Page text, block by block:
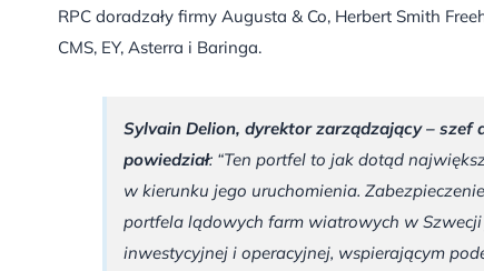
RPC doradzały firmy Augusta & Co, Herbert Smith
CMS, EY, Asterra i Baringa.
Sylvain Delion, dyrektor zarządzający –
powiedział: “Ten portfel to jak dotąd
w kierunku jego uruchomienia.
portfela lądowych farm wiatrowych w
inwestycyjnej i operacyjnej, wspierającym